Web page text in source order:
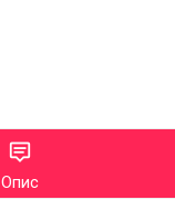
Опис